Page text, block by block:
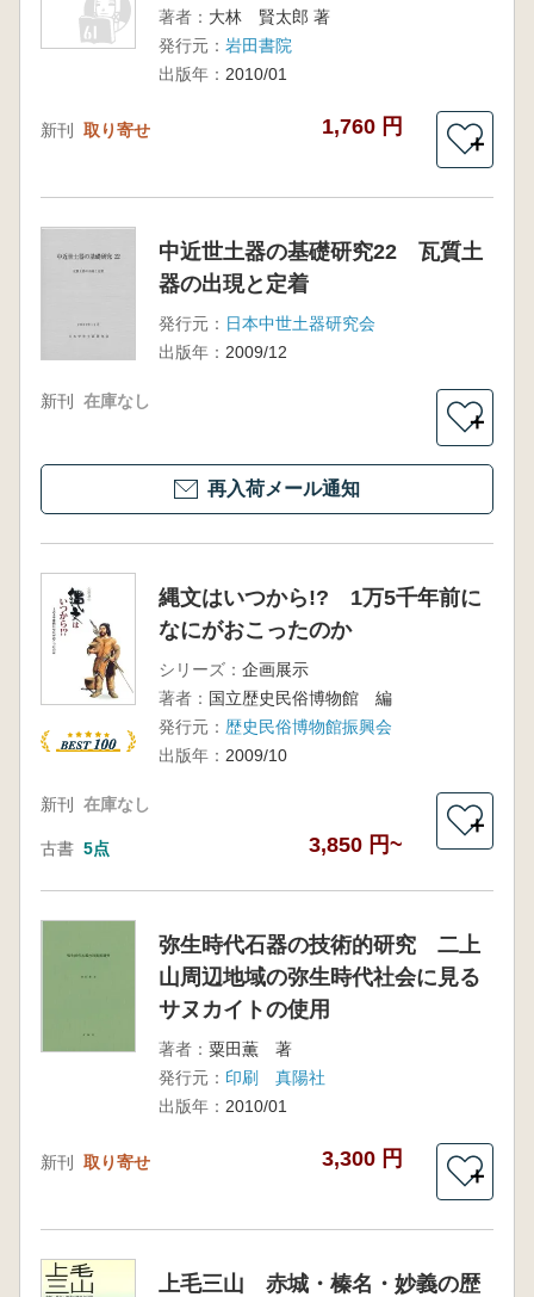
著者： 大林 賢太郎 著
発行元： 岩田書院
出版年： 2010/01
新刊 取り寄せ 1,760 円
＋
中近世土器の基礎研究22 瓦質土
器の出現と定着
発行元： 日本中世土器研究会
出版年： 2009/12
新刊 在庫なし
＋
再入荷メール通知
縄文はいつから!? 1万5千年前に
なにがおこったのか
シリーズ： 企画展示
著者： 国立歴史民俗博物館 編
発行元： 歴史民俗博物館振興会
出版年： 2009/10
新刊 在庫なし
古書 5点 3,850 円~
＋
弥生時代石器の技術的研究 二上
山周辺地域の弥生時代社会に見る
サヌカイトの使用
著者： 粟田薫 著
発行元： 印刷 真陽社
出版年： 2010/01
新刊 取り寄せ 3,300 円
＋
上毛三山 赤城・榛名・妙義の歴